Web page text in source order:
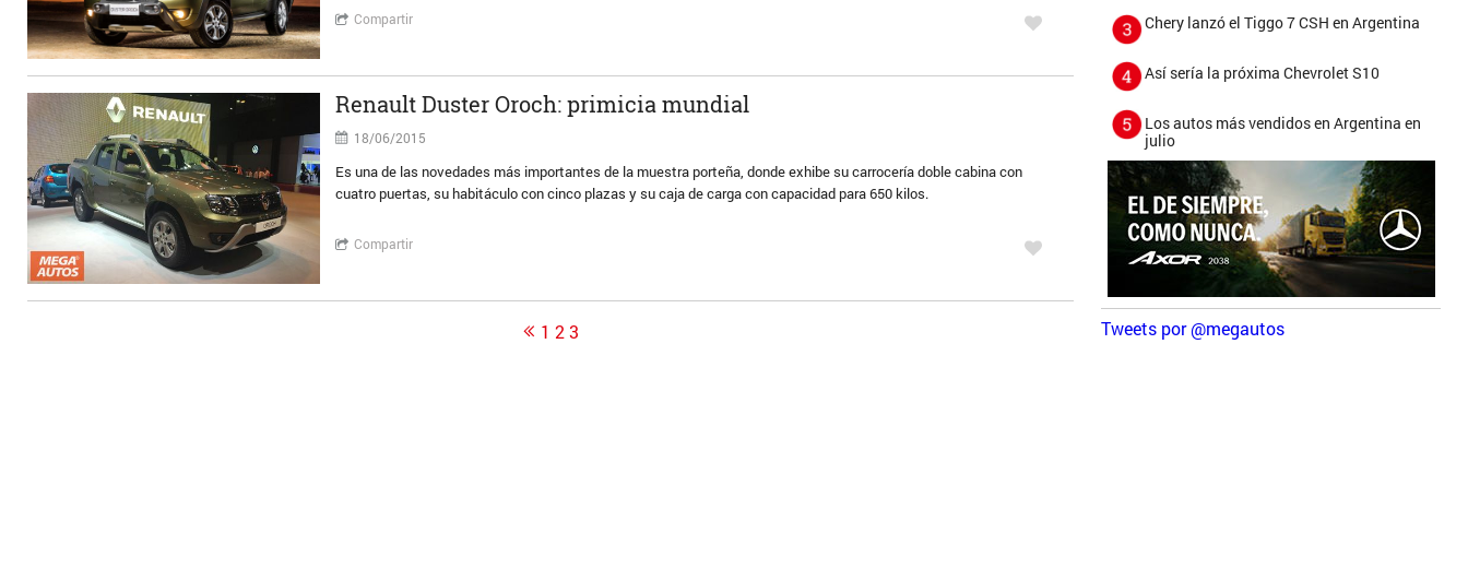
Compartir
Renault Duster Oroch: primicia mundial
18/06/2015
Es una de las novedades más importantes de la muestra porteña, donde exhibe su carrocería doble cabina con
cuatro puertas, su habitáculo con cinco plazas y su caja de carga con capacidad para 650 kilos.
Compartir
1 2 3
Chery lanzó el Tiggo 7 CSH en Argentina
Así sería la próxima Chevrolet S10
Los autos más vendidos en Argentina en
julio
Tweets por @megautos